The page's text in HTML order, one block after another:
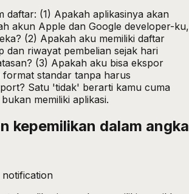
daftar: (1) Apakah aplikasinya akan
akun Apple dan Google developer-ku,
(2) Apakah aku memiliki daftar
dan riwayat pembelian sejak hari
(3) Apakah aku bisa ekspor
format standar tanpa harus
Satu 'tidak' berarti kamu cuma
memiliki aplikasi.
kepemilikan dalam angka